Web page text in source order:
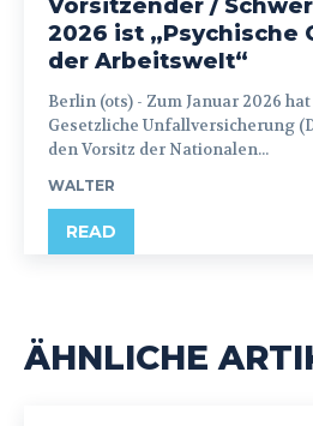
Vorsitzender /
2026 ist „Psychische
der Arbeitswelt“
Berlin (ots) - Zum Januar 2026 hat die Deutsche
Gesetzliche Unfallversicherung
den Vorsitz der Nationalen...
WALTER
READ
ÄHNLICHE